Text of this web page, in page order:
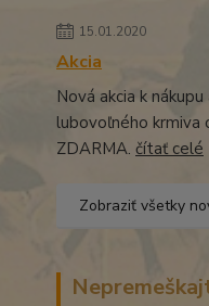
15.01.2020
Akcia
Nová akcia k
lubovoľného krmiva
ZDARMA. čítať celé
Zobraziť všetky